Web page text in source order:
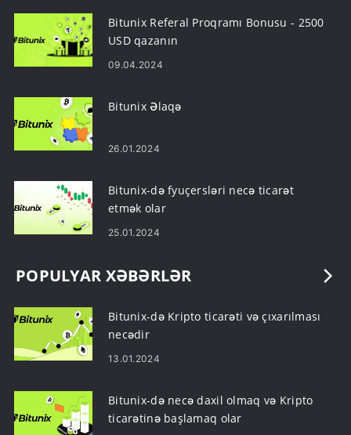
Bitunix Referal Proqramı Bonusu - 2500
USD qazanın
09.04.2024
Bitunix Əlaqə
26.01.2024
Bitunix-də fyuçersləri necə ticarət
etmək olar
25.01.2024
POPULYAR XƏBƏRLƏR
Bitunix-də Kripto ticarəti və çıxarılması
necədir
13.01.2024
Bitunix-də necə daxil olmaq və Kripto
ticarətinə başlamaq olar